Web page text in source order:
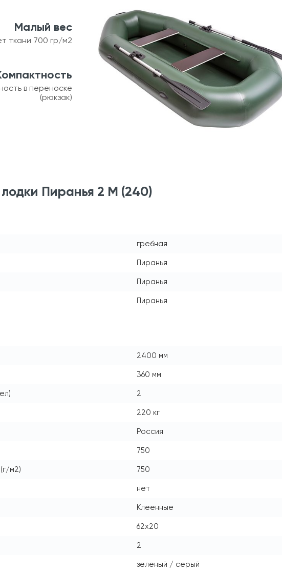
Малый вес
ткани 700 гр/м2
в переноске
(рюкзак)
Пиранья 2 М (240)
гребная
Пиранья
Пиранья
Пиранья
2400 мм
360 мм
2
220 кг
Россия
750
м2) 750
нет
Клеенные
62x20
2
зеленый / серый